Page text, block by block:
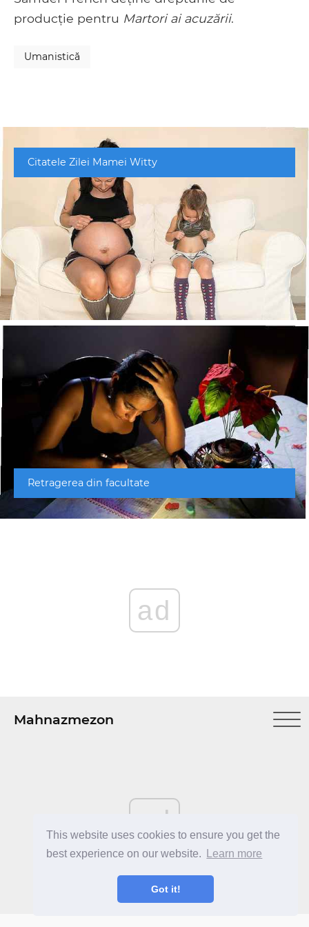
This website uses cookies to ensure you get the
best experience on our website.
Learn more
Got it!
producție pentru Martori ai acuzării.
Umanistică
Citatele Zilei Mamei Witty
Retragerea din facultate
ad
Mahnazmezon
ad